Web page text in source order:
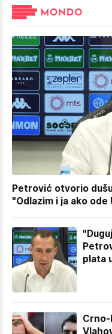
Petrović otvorio
"Odlazim i ja ako
plata
Crno-